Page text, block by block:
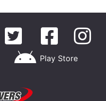
Play Store